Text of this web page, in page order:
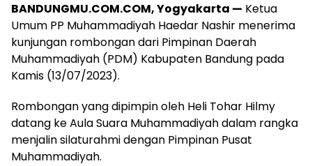
BANDUNGMU.COM.COM, Yogyakarta — Ketua
Umum PP Muhammadiyah Haedar Nashir menerima
kunjungan rombongan dari Pimpinan Daerah
Muhammadiyah (PDM) Kabupaten Bandung pada
Kamis (13/07/2023).
Rombongan yang dipimpin oleh Heli Tohar Hilmy
datang ke Aula Suara Muhammadiyah dalam rangka
menjalin silaturahmi dengan Pimpinan Pusat
Muhammadiyah.